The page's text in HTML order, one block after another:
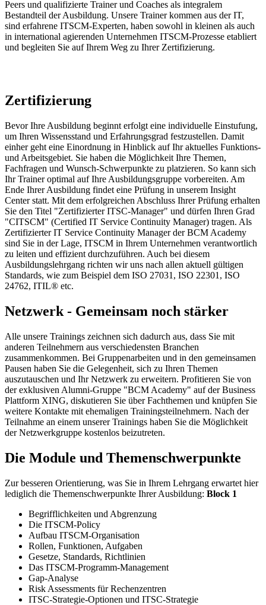
Peers und qualifizierte Trainer und Coaches als integralem
Bestandteil der Ausbildung. Unsere Trainer kommen aus der IT,
sind erfahrene ITSCM-Experten, haben sowohl in kleinen als auch
in international agierenden Unternehmen ITSCM-Prozesse etabliert
und begleiten Sie auf Ihrem Weg zu Ihrer Zertifizierung.
Zertifizierung
Bevor Ihre Ausbildung beginnt erfolgt eine individuelle Einstufung,
um Ihren Wissensstand und Erfahrungsgrad festzustellen. Damit
einher geht eine Einordnung in Hinblick auf Ihr aktuelles Funktions-
und Arbeitsgebiet. Sie haben die Möglichkeit Ihre Themen,
Fachfragen und Wunsch-Schwerpunkte zu platzieren. So kann sich
Ihr Trainer optimal auf Ihre Ausbildungsgruppe vorbereiten. Am
Ende Ihrer Ausbildung findet eine Prüfung in unserem Insight
Center statt. Mit dem erfolgreichen Abschluss Ihrer Prüfung erhalten
Sie den Titel "Zertifizierter ITSC-Manager" und dürfen Ihren Grad
"CITSCM" (Certified IT Service Continuity Manager) tragen. Als
Zertifizierter IT Service Continuity Manager der BCM Academy
sind Sie in der Lage, ITSCM in Ihrem Unternehmen verantwortlich
zu leiten und effizient durchzuführen. Auch bei diesem
Ausbildungslehrgang richten wir uns nach allen aktuell gültigen
Standards, wie zum Beispiel dem ISO 27031, ISO 22301, ISO
24762, ITIL® etc.
Netzwerk - Gemeinsam noch stärker
Alle unsere Trainings zeichnen sich dadurch aus, dass Sie mit
anderen Teilnehmern aus verschiedensten Branchen
zusammenkommen. Bei Gruppenarbeiten und in den gemeinsamen
Pausen haben Sie die Gelegenheit, sich zu Ihren Themen
auszutauschen und Ihr Netzwerk zu erweitern. Profitieren Sie von
der exklusiven Alumni-Gruppe "BCM Academy" auf der Business
Plattform XING, diskutieren Sie über Fachthemen und knüpfen Sie
weitere Kontakte mit ehemaligen Trainingsteilnehmern. Nach der
Teilnahme an einem unserer Trainings haben Sie die Möglichkeit
der Netzwerkgruppe kostenlos beizutreten.
Die Module und Themenschwerpunkte
Zur besseren Orientierung, was Sie in Ihrem Lehrgang erwartet hier
lediglich die Themenschwerpunkte Ihrer Ausbildung: Block 1
Begrifflichkeiten und Abgrenzung
Die ITSCM-Policy
Aufbau ITSCM-Organisation
Rollen, Funktionen, Aufgaben
Gesetze, Standards, Richtlinien
Das ITSCM-Programm-Management
Gap-Analyse
Risk Assessments für Rechenzentren
ITSC-Strategie-Optionen und ITSC-Strategie